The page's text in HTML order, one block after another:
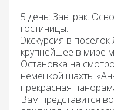
5 день: Завтрак.
гостиницы.
Экскурсия в поселок
крупнейшее в мире
Остановка на
немецкой шахты
прекрасная
Вам представится